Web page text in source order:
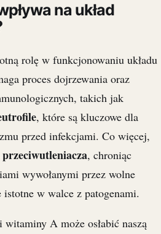
na układ
rolę w funkcjonowaniu układu
proces dojrzewania oraz
takich jak
, które są kluczowe dla
przed infekcjami. Co więcej,
przeciwutleniacza, chroniąc
wywołanymi przez wolne
w walce z patogenami.
A może osłabić naszą